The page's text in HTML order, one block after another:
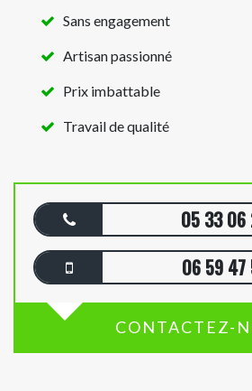
Sans engagement
Artisan passionné
Prix imbattable
Travail de qualité
05 33 06
06 59 47
CONTACTEZ-